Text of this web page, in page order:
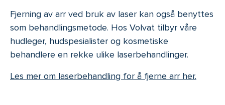
Fjerning av arr ved bruk av laser kan også benyttes
som behandlingsmetode. Hos Volvat tilbyr våre
hudleger, hudspesialister og kosmetiske
behandlere en rekke ulike laserbehandlinger.
Les mer om laserbehandling for å fjerne arr her.